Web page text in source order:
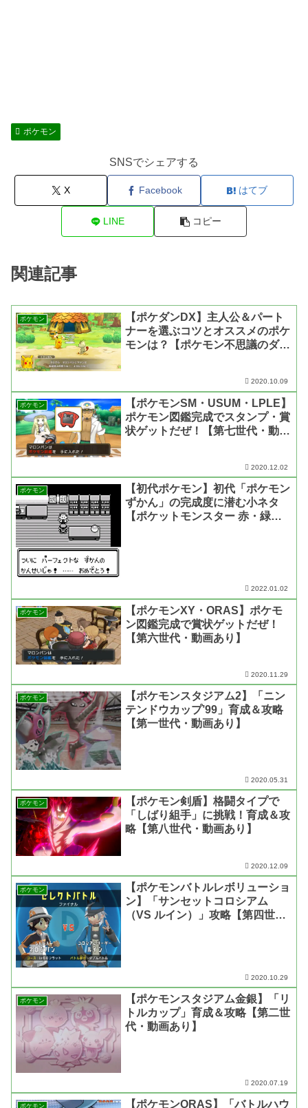
ポケモン
SNSでシェアする
X Facebook はてブ
LINE コピー
関連記事
ポケモン
【ポケダンDX】主人公＆パート
ナーを選ぶコツとオススメのポケ
モンは？【ポケモン不思議のダン
2020.10.09
ポケモン
【ポケモンSM・USUM・LPLE】
ポケモン図鑑完成でスタンプ・賞
状ゲットだぜ！【第七世代・動画
2020.12.02
ポケモン
【初代ポケモン】初代「ポケモン
ずかん」の完成度に潜む小ネタ
【ポケットモンスター 赤・緑・
2022.01.02
ポケモン
【ポケモンXY・ORAS】ポケモ
ン図鑑完成で賞状ゲットだぜ！
【第六世代・動画あり】
2020.11.29
ポケモン
【ポケモンスタジアム2】「ニン
テンドウカップ’99」育成＆攻略
【第一世代・動画あり】
2020.05.31
ポケモン
【ポケモン剣盾】格闘タイプで
「しばり組手」に挑戦！育成＆攻
略【第八世代・動画あり】
2020.12.09
ポケモン
【ポケモンバトルレボリューショ
ン】「サンセットコロシアム
（VS ルイン）」攻略【第四世
2020.10.29
ポケモン
【ポケモンスタジアム金銀】「リ
トルカップ」育成＆攻略【第二世
代・動画あり】
2020.07.19
ポケモン 【ポケモンORAS】「バトルハウ